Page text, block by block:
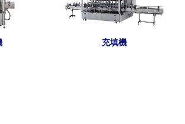
充填機